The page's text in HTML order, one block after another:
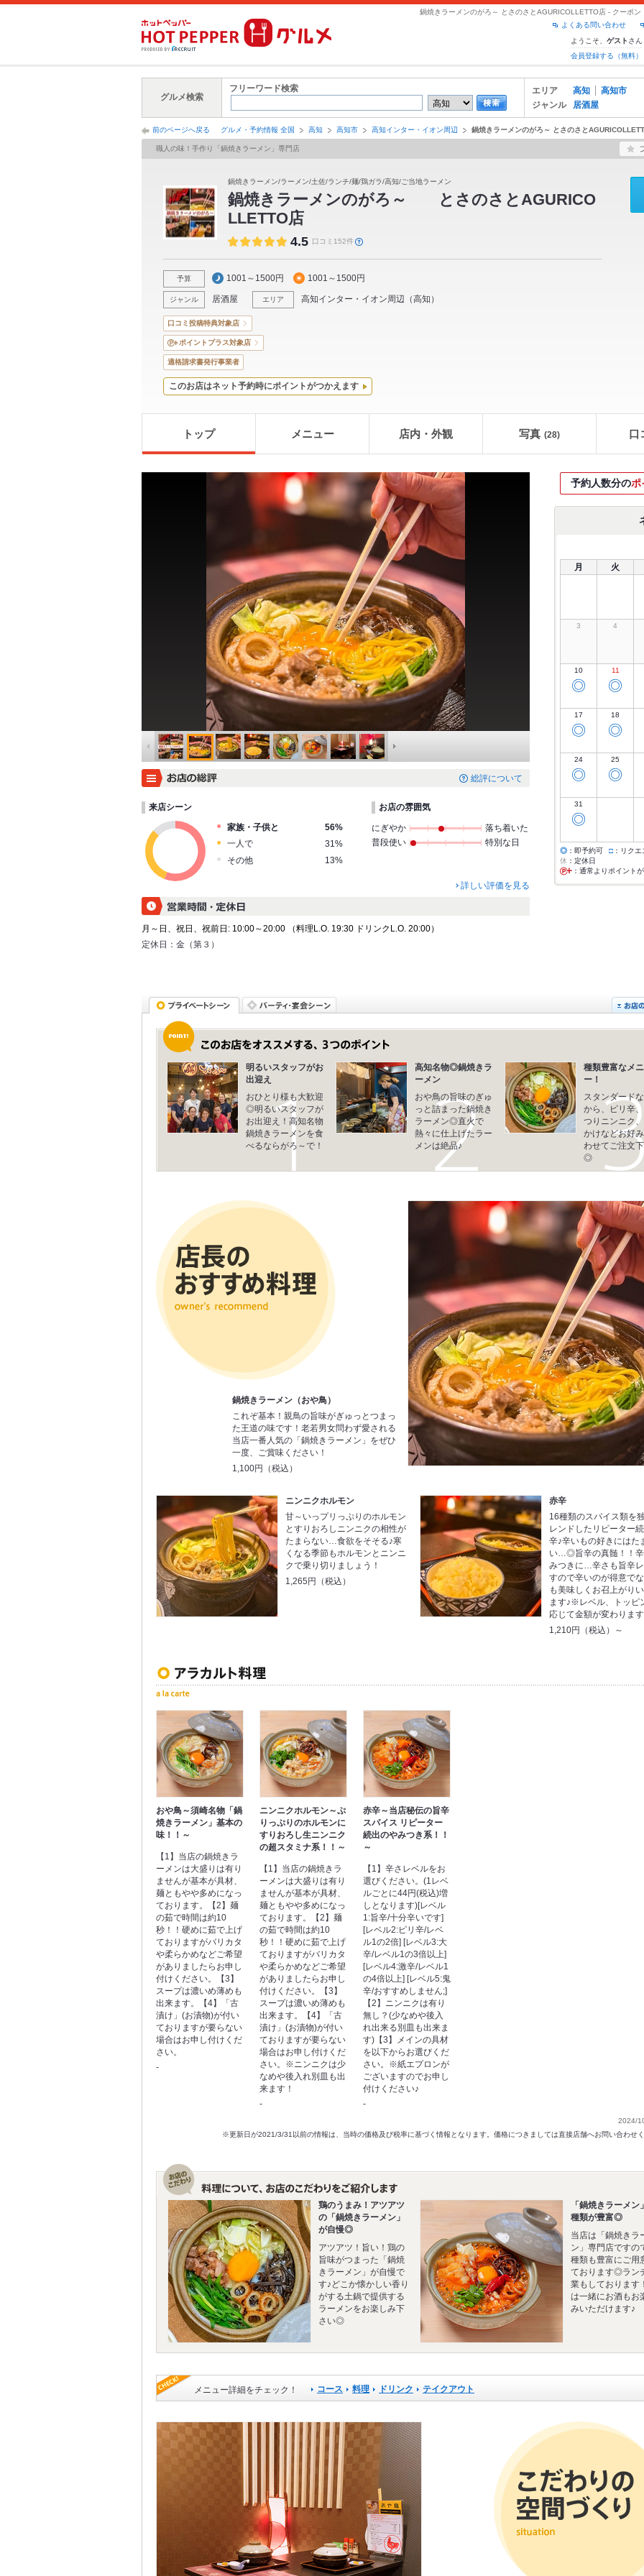
鍋焼きラーメンのがろ～ とさのさとAGURICOLLETTO店 - クーポ
よくある問い合わせ
ようこそ、 ゲスト さん
会員登録する（無料）
グルメ検索
フリーワード検索 エリア 高知
高知市
ジャンル
居酒屋
前のページへ戻る グルメ・予約情報 全国 高知 高知市 高知インター・イオン周辺 鍋焼きラーメンのがろ～ とさのさと
職人の味！手作り「鍋焼きラーメン」専門店
鍋焼きラーメン/ラーメン/土佐/ランチ/麺/鶏ガラ/高知/ご当地ラーメン
鍋焼きラーメンのがろ～ とさのさとAGURICO
LLETTO店
4.5 口コミ152件
予算 1001～1500円 1001～1500円
ジャンル 居酒屋 エリア 高知インター・イオン周辺 （高知 ）
口コミ投稿特典対象店
ポイントプラス対象店
適格請求書発行事業者
このお店はネット予約時にポイントがつかえます
トップ メニュー 店内・外観 写真 (28) 口
総評について
来店シーン
家族・子供と
56%
一人で
31%
その他
13%
お店の雰囲気
にぎやか
落ち着いた
普段使い
特別な日
詳しい評価を見る
月～日、祝日、祝前日: 10:00～20:00 （料理L.O. 19:30 ドリンクL.O. 20:00）
定休日： 金（第３）
予約人数分のポ
月 火
3 4
10
◎
11
◎
17
◎
18
◎
24
◎
25
◎
31
◎
◎ ：即予約可 □ ：リク
休 ：定休日
：通常よりポイント
明るいスタッフがお
出迎え
おひとり様も大歓迎
◎明るいスタッフが
お出迎え！高知名物
鍋焼きラーメンを食
べるならがろ～で！
高知名物◎鍋焼きラ
ーメン
おや鳥の旨味のぎゅ
っと詰まった鍋焼き
ラーメン◎直火で
熱々に仕上げたラー
メンは絶品♪
種類豊富なメ
ー！
スタンダード
から、ピリ辛
つりニンニク
かけなどお好
わせてご注文
◎
鍋焼きラーメン（おや鳥）
これぞ基本！親鳥の旨味がぎゅっとつまっ
た王道の味です！老若男女問わず愛される
当店一番人気の「鍋焼きラーメン」をぜひ
一度、ご賞味ください！
1,100円（税込）
ニンニクホルモン
甘～いっプリっぷりのホルモン
とすりおろしニンニクの相性が
たまらない…食欲をそそる♪寒
くなる季節もホルモンとニンニ
クで乗り切りましょう！
1,265円（税込）
赤辛
16種類のスパイス類を
レンドしたリピーター
辛♪辛いもの好きにはた
い…◎旨辛の真髄！！
みつきに…辛さも旨辛
すので辛いのが得意で
も美味しくお召上がり
ます♪※レベル、トッピ
応じて金額が変わりま
1,210円（税込）～
おや鳥～須崎名物「鍋
焼きラーメン」基本の
味！！～
【1】当店の鍋焼きラ
ーメンは大盛りは有り
ませんが基本が具材、
麺ともやや多めになっ
ております。【2】麺
の茹で時間は約10
秒！！硬めに茹で上げ
ておりますがバリカタ
や柔らかめなどご希望
がありましたらお申し
付けください。【3】
スープは濃いめ薄めも
出来ます。【4】「古
漬け」(お漬物)が付い
ておりますが要らない
場合はお申し付けくだ
さい。
-
ニンニクホルモン～ぷ
りっぷりのホルモンに
すりおろし生ニンニク
の超スタミナ系！！～
【1】当店の鍋焼きラ
ーメンは大盛りは有り
ませんが基本が具材、
麺ともやや多めになっ
ております。【2】麺
の茹で時間は約10
秒！！硬めに茹で上げ
ておりますがバリカタ
や柔らかめなどご希望
がありましたらお申し
付けください。【3】
スープは濃いめ薄めも
出来ます。【4】「古
漬け」(お漬物)が付い
ておりますが要らない
場合はお申し付けくだ
さい。※ニンニクは少
なめや後入れ別皿も出
来ます！
-
赤辛～当店秘伝の旨辛
スパイス リピーター
続出のやみつき系！！
～
【1】辛さレベルをお
選びください。(1レベ
ルごとに44円(税込)増
しとなります)[レベル
1:旨辛/十分辛いです]
[レベル2:ピリ辛/レベ
ル1の2倍] [レベル3:大
辛/レベル1の3倍以上]
[レベル4:激辛/レベル1
の4倍以上] [レベル5:鬼
辛/おすすめしません;]
【2】ニンニクは有り
無し？(少なめや後入
れ出来る別皿も出来ま
す)【3】メインの具材
を以下からお選びくだ
さい。※紙エプロンが
ございますのでお申し
付けください♪
-
2024/
※更新日が2021/3/31以前の情報は、当時の価格及び税率に基づく情報となります。価格につきましては直接店舗へお問い合わせ
鶏のうまみ！アツアツ
の「鍋焼きラーメン」
が自慢◎
アツアツ！旨い！鶏の
旨味がつまった「鍋焼
きラーメン」が自慢で
す♪どこか懐かしい香り
がする土鍋で提供する
ラーメンをお楽しみ下
さい◎
「鍋焼きラーメン
種類が豊富◎
当店は「鍋焼きラ
ン」専門店ですの
種類も豊富にご用
ております◎ラン
業もしております
は一緒にお酒もお
みいただけます♪
メニュー詳細をチェック！ コース 料理 ドリンク テイクアウト